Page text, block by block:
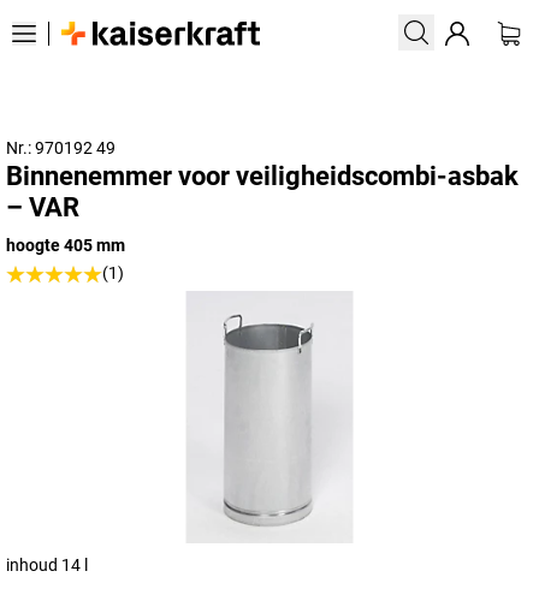
Nr.: 970192 49
Binnenemmer voor veiligheidscombi-asbak
– VAR
hoogte 405 mm
(1)
inhoud 14 l